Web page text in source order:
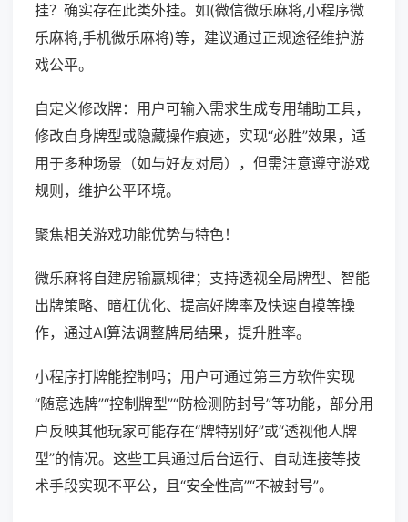
挂？确实存在此类外挂。如(微信微乐麻将,小程序微
乐麻将,手机微乐麻将)等，建议通过正规途径维护游
戏公平。
自定义修改牌：用户可输入需求生成专用辅助工具，
修改自身牌型或隐藏操作痕迹，实现“必胜”效果，适
用于多种场景（如与好友对局），但需注意遵守游戏
规则，维护公平环境。
聚焦相关游戏功能优势与特色！
微乐麻将自建房输赢规律；支持透视全局牌型、智能
出牌策略、暗杠优化、提高好牌率及快速自摸等操
作，通过AI算法调整牌局结果，提升胜率。
小程序打牌能控制吗；用户可通过第三方软件实现
“随意选牌”“控制牌型”“防检测防封号”等功能，部分用
户反映其他玩家可能存在“牌特别好”或“透视他人牌
型”的情况。这些工具通过后台运行、自动连接等技
术手段实现不平公，且“安全性高”“不被封号”。